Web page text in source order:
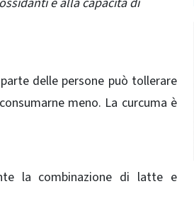
delle persone può tollerare
meno. La curcuma è
la combinazione di latte e